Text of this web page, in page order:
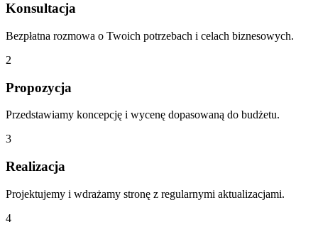
Konsultacja
Bezpłatna rozmowa o Twoich potrzebach i celach biznesowych.
2
Propozycja
Przedstawiamy koncepcję i wycenę dopasowaną do budżetu.
3
Realizacja
Projektujemy i wdrażamy stronę z regularnymi aktualizacjami.
4